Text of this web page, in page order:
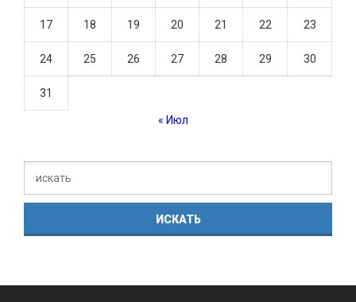
17 18 19 20 21 22 23
24 25 26 27 28 29 30
31
« Июл